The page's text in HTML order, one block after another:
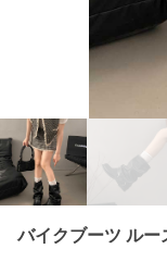
バイクブーツ ルー